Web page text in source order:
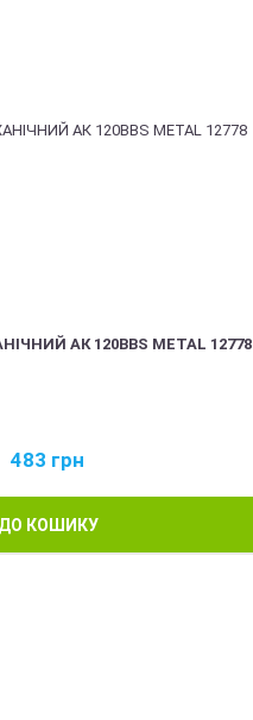
АК 120BBS METAL 12778
483 грн
ДО КОШИКУ